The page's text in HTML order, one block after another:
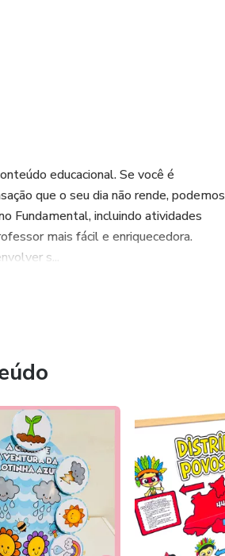
educacional. Se você é
que o seu dia não rende, podemos
Fundamental, incluindo atividades
mais fácil e enriquecedora.
s...